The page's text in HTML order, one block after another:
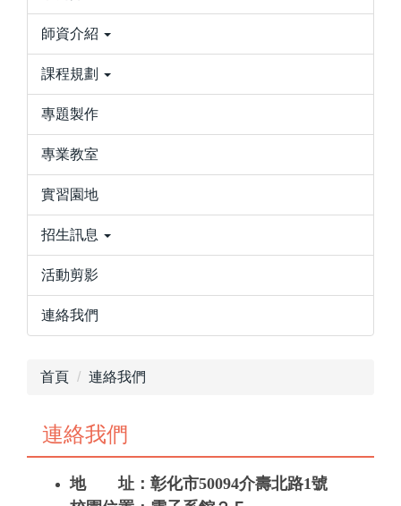
師資介紹
課程規劃
專題製作
專業教室
實習園地
招生訊息
活動剪影
連絡我們
首頁 連絡我們
連絡我們
地 址：彰化市50094介壽北路1號